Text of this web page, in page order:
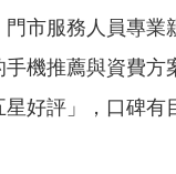
門市服務人員專業
機推薦與資費方
好評」，口碑有